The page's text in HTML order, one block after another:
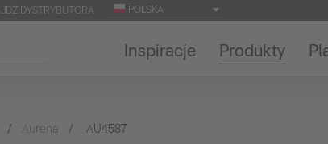
DYSTRYBUTORA POLSKA
Inspiracje Produkty
Aurena AU4587